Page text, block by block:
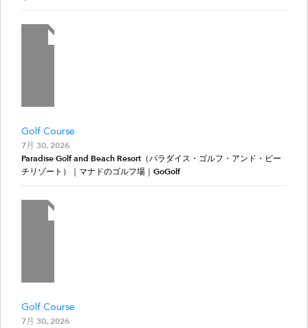
Golf Course
7月 30, 2026
Paradise Golf and Beach Resort（パラダイス・ゴルフ・アンド・ビー
チリゾート）｜マナドのゴルフ場｜GoGolf
Golf Course
7月 30, 2026